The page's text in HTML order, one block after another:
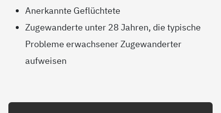
Anerkannte Geflüchtete
Zugewanderte unter 28 Jahren, die typische
Probleme erwachsener Zugewanderter
aufweisen